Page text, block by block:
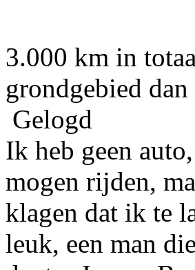
3.000 km in
grondgebied dan
Gelogd
Ik heb geen
mogen rijden,
klagen dat ik te
leuk, een man